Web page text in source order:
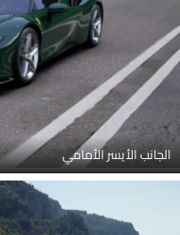
الجانب الأيسر الأمامي